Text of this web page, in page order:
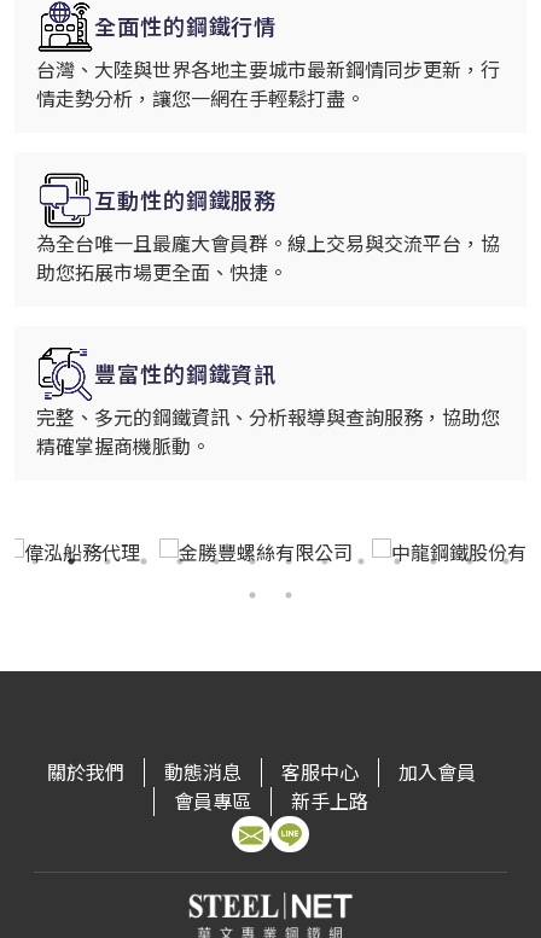
全面性的鋼鐵行情
台灣、大陸與世界各地主要城市最新鋼情同步更新，行
情走勢分析，讓您一網在手輕鬆打盡。
互動性的鋼鐵服務
為全台唯一且最龐大會員群。線上交易與交流平台，協
助您拓展市場更全面、快捷。
豐富性的鋼鐵資訊
完整、多元的鋼鐵資訊、分析報導與查詢服務，協助您
精確掌握商機脈動。
關於我們 動態消息 客服中心
加入會員
會員專區
新手上路